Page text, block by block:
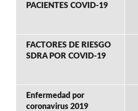
PACIENTES COVID-19
FACTORES DE RIESGO
SDRA POR COVID-19
Enfermedad por
coronavirus 2019